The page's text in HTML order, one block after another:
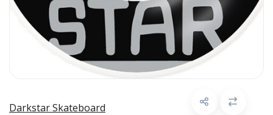
Darkstar Skateboard